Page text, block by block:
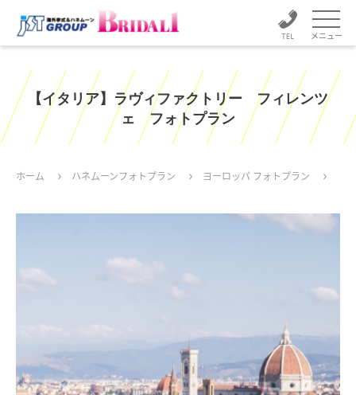
メニュー
【イタリア】ラヴィファクトリー フィレンツ
ェ フォトプラン
ホーム ハネムーンフォトプラン ヨーロッパ フォトプラン